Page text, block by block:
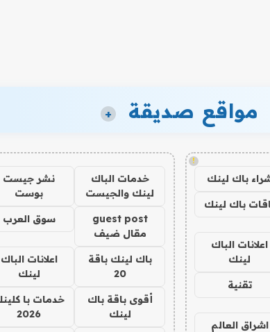
مواقع صديقة +
!
باك لينك
باك لينك
اعلانات الباك
لينك
تقنية
اشراق العالم
خدمات الباك
لينك والجيست
نشر جيست
بوست
guest post
مقال ضيف
سوق العرب
باك لينك باقة
20
اعلانات الباك
لينك
أقوى باقة باك
لينك
خدمات با
2026